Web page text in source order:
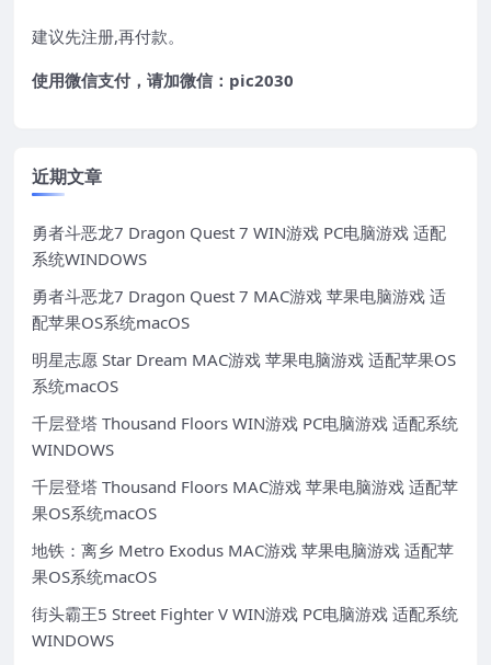
建议先注册,再付款。
使用微信支付，请加微信：pic2030
近期文章
勇者斗恶龙7 Dragon Quest 7 WIN游戏 PC电脑游戏 适配
系统WINDOWS
勇者斗恶龙7 Dragon Quest 7 MAC游戏 苹果电脑游戏 适
配苹果OS系统macOS
明星志愿 Star Dream MAC游戏 苹果电脑游戏 适配苹果OS
系统macOS
千层登塔 Thousand Floors WIN游戏 PC电脑游戏 适配系统
WINDOWS
千层登塔 Thousand Floors MAC游戏 苹果电脑游戏 适配苹
果OS系统macOS
地铁：离乡 Metro Exodus MAC游戏 苹果电脑游戏 适配苹
果OS系统macOS
街头霸王5 Street Fighter V WIN游戏 PC电脑游戏 适配系统
WINDOWS